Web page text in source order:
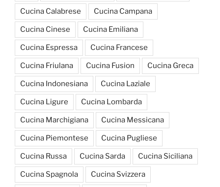
Cucina Calabrese Cucina Campana
Cucina Cinese Cucina Emiliana
Cucina Espressa Cucina Francese
Cucina Friulana Cucina Fusion Cucina Greca
Cucina Indonesiana Cucina Laziale
Cucina Ligure Cucina Lombarda
Cucina Marchigiana Cucina Messicana
Cucina Piemontese Cucina Pugliese
Cucina Russa Cucina Sarda Cucina Siciliana
Cucina Spagnola Cucina Svizzera